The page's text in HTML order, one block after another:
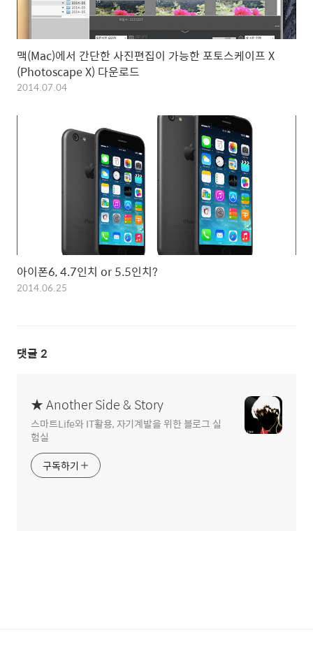
맥(Mac)에서 간단한 사진편집이 가능한 포토스케이프 X
(Photoscape X) 다운로드
2014.07.04
아이폰6, 4.7인치 or 5.5인치?
2014.06.25
댓글 2
★ Another Side & Story
스마트Life와 IT활용, 자기계발을 위한 블로그 실
험실
구독하기